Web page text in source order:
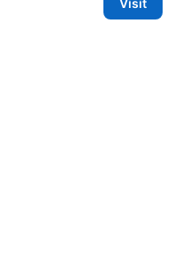
Visit